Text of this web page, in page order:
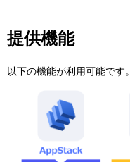
提供機能
以下の機能が利用可能です。